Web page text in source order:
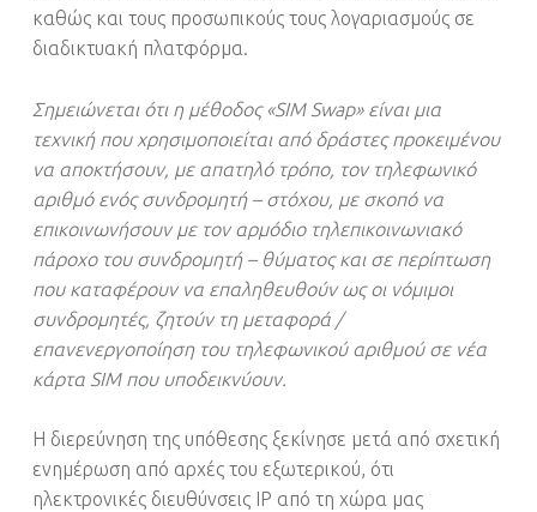
καθώς και τους προσωπικούς τους λογαριασμούς σε
διαδικτυακή πλατφόρμα.
Σημειώνεται ότι η μέθοδος «SIM Swap» είναι μια
τεχνική που χρησιμοποιείται από δράστες προκειμένου
να αποκτήσουν, με απατηλό τρόπο, τον τηλεφωνικό
αριθμό ενός συνδρομητή – στόχου, με σκοπό να
επικοινωνήσουν με τον αρμόδιο τηλεπικοινωνιακό
πάροχο του συνδρομητή – θύματος και σε περίπτωση
που καταφέρουν να επαληθευθούν ως οι νόμιμοι
συνδρομητές, ζητούν τη μεταφορά /
επανενεργοποίηση του τηλεφωνικού αριθμού σε νέα
κάρτα SIM που υποδεικνύουν.
Η διερεύνηση της υπόθεσης ξεκίνησε μετά από σχετική
ενημέρωση από αρχές του εξωτερικού, ότι
ηλεκτρονικές διευθύνσεις IP από τη χώρα μας